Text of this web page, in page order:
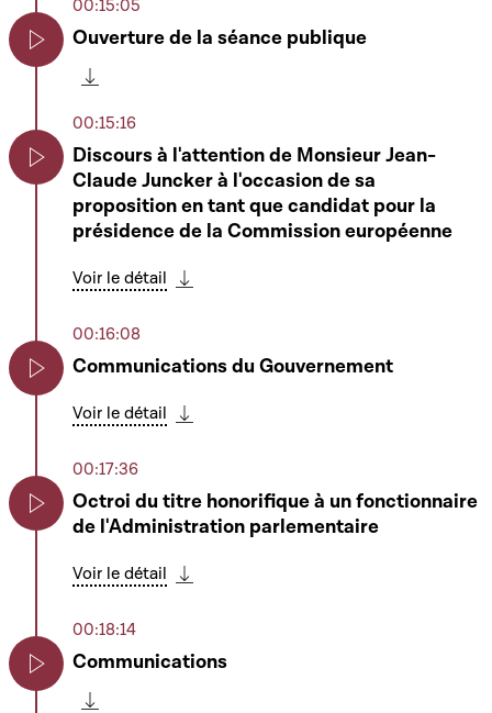
00:15:05
Ouverture de la séance publique
00:15:16
Discours à l'attention de Monsieur Jean-
Claude Juncker à l'occasion de sa
proposition en tant que candidat pour la
présidence de la Commission européenne
Voir le détail
00:16:08
Communications du Gouvernement
Voir le détail
00:17:36
Octroi du titre honorifique à un fonctionnaire
de l'Administration parlementaire
Voir le détail
00:18:14
Communications